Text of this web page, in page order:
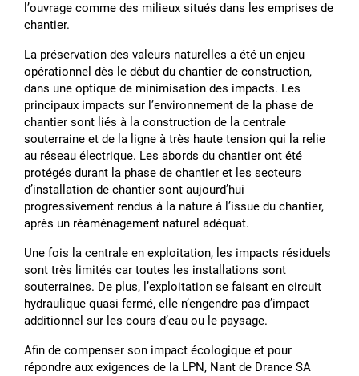
lʼouvrage comme des milieux situés dans les emprises de
chantier.
La préservation des valeurs naturelles a été un enjeu
opérationnel dès le début du chantier de construction,
dans une optique de minimisation des impacts. Les
principaux impacts sur lʼenvironnement de la phase de
chantier sont liés à la construction de la centrale
souterraine et de la ligne à très haute tension qui la relie
au réseau électrique. Les abords du chantier ont été
protégés durant la phase de chantier et les secteurs
dʼinstallation de chantier sont aujourdʼhui
progressivement rendus à la nature à lʼissue du chantier,
après un réaménagement naturel adéquat.
Une fois la centrale en exploitation, les impacts résiduels
sont très limités car toutes les installations sont
souterraines. De plus, lʼexploitation se faisant en circuit
hydraulique quasi fermé, elle nʼengendre pas dʼimpact
additionnel sur les cours dʼeau ou le paysage.
Afin de compenser son impact écologique et pour
répondre aux exigences de la LPN, Nant de Drance SA